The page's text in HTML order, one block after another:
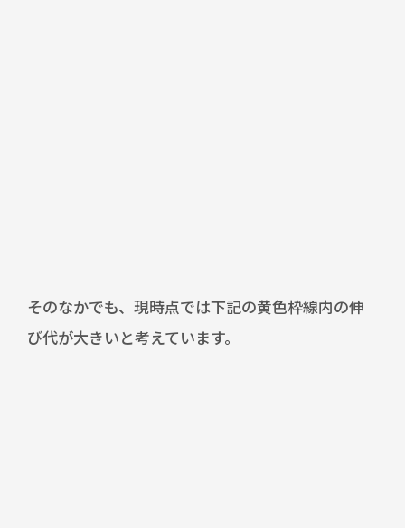
そのなかでも、現時点では下記の黄色枠線内の伸
び代が大きいと考えています。